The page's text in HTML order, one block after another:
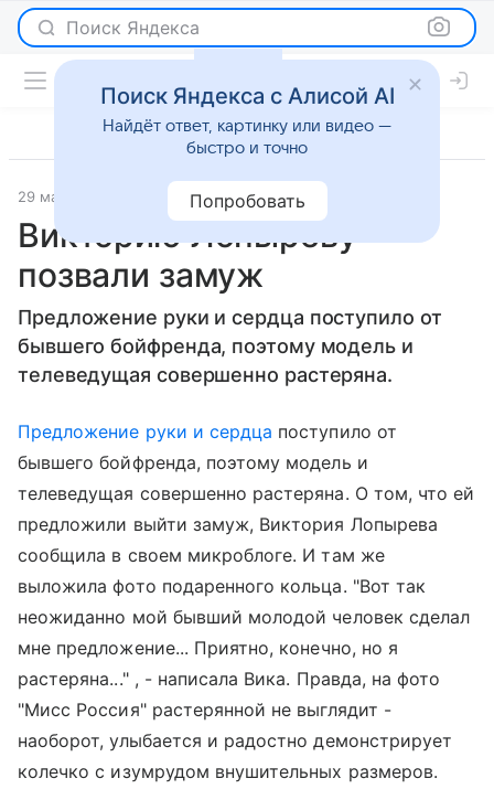
Поиск Яндекса
29 марта 2012 Светская жизнь
Викторию Лопыреву
позвали замуж
Предложение руки и сердца поступило от
бывшего бойфренда, поэтому модель и
телеведущая совершенно растеряна.
Предложение руки и сердца поступило от
бывшего бойфренда, поэтому модель и
телеведущая совершенно растеряна. О том, что ей
предложили выйти замуж, Виктория Лопырева
сообщила в своем микроблоге. И там же
выложила фото подаренного кольца. "Вот так
неожиданно мой бывший молодой человек сделал
мне предложение... Приятно, конечно, но я
растеряна..." , - написала Вика. Правда, на фото
"Мисс Россия" растерянной не выглядит -
наоборот, улыбается и радостно демонстрирует
колечко с изумрудом внушительных размеров.
Поиск Яндекса с Алисой AI
Найдёт ответ, картинку или видео —
быстро и точно
Попробовать